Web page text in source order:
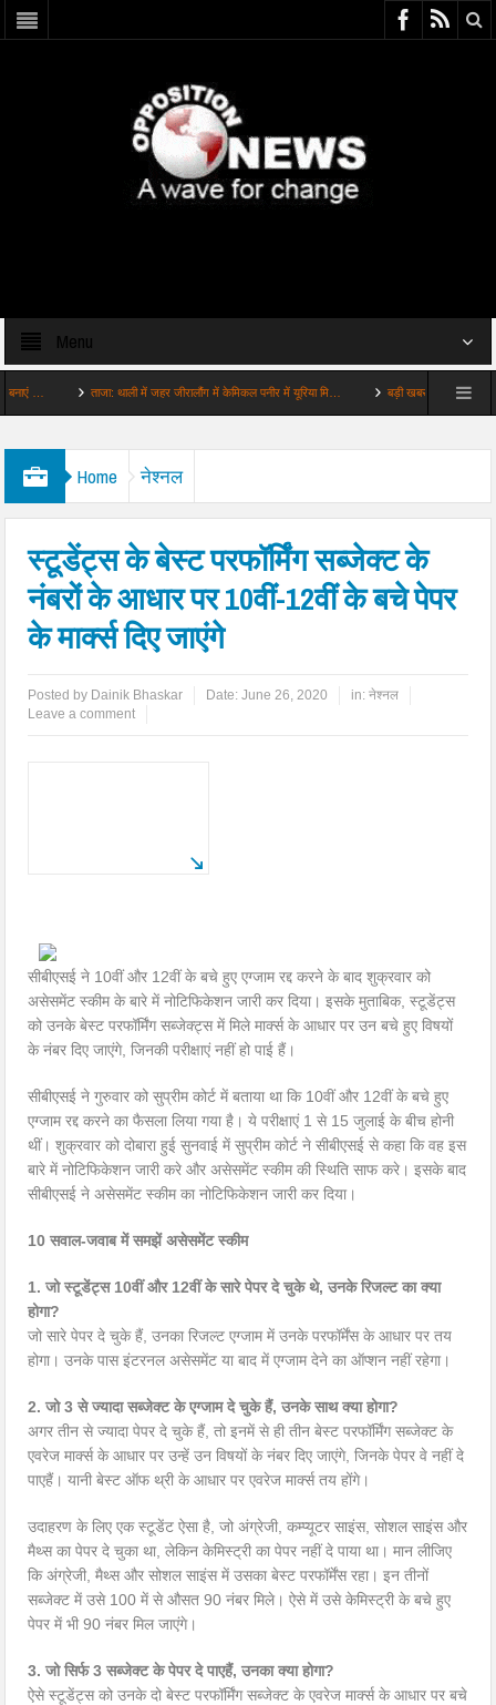
Menu
ताजा: थाली में जहर जीरालौंग में केमिकल पनीर में यूरिया मि… बड़ी खबर: छोटे लेवल पर शुरू हुआ
Home नेश्नल
स्टूडेंट्स के बेस्ट परफॉर्मिंग सब्जेक्ट के
नंबरों के आधार पर 10वीं-12वीं के बचे पेपर
के मार्क्स दिए जाएंगे
Posted by Dainik Bhaskar Date:June 26, 2020 in:नेश्नल
Leave a comment
सीबीएसई ने 10वीं और 12वीं के बचे हुए एग्जाम रद्द करने के बाद शुक्रवार को
असेसमेंट स्कीम के बारे में नोटिफिकेशन जारी कर दिया। इसके मुताबिक, स्टूडेंट्स
को उनके बेस्ट परफॉर्मिंग सब्जेक्ट्स में मिले मार्क्स के आधार पर उन बचे हुए विषयों
के नंबर दिए जाएंगे, जिनकी परीक्षाएं नहीं हो पाई हैं।
सीबीएसई ने गुरुवार को सुप्रीम कोर्ट में बताया था कि 10वीं और 12वीं के बचे हुए
एग्जाम रद्द करने का फैसला लिया गया है। ये परीक्षाएं 1 से 15 जुलाई के बीच होनी
थीं। शुक्रवार को दोबारा हुई सुनवाई में सुप्रीम कोर्ट ने सीबीएसई से कहा कि वह इस
बारे में नोटिफिकेशन जारी करे और असेसमेंट स्कीम की स्थिति साफ करे। इसके बाद
सीबीएसई ने असेसमेंट स्कीम का नोटिफिकेशन जारी कर दिया।
10 सवाल-जवाब में समझें असेसमेंट स्कीम
1. जो स्टूडेंट्स 10वीं और 12वीं के सारे पेपर दे चुके थे, उनके रिजल्ट का क्या
होगा?
जो सारे पेपर दे चुके हैं, उनका रिजल्ट एग्जाम में उनके परफॉर्मेंस के आधार पर तय
होगा। उनके पास इंटरनल असेसमेंट या बाद में एग्जाम देने का ऑप्शन नहीं रहेगा।
2. जो 3 से ज्यादा सब्जेक्ट के एग्जाम दे चुके हैं, उनके साथ क्या होगा?
अगर तीन से ज्यादा पेपर दे चुके हैं, तो इनमें से ही तीन बेस्ट परफॉर्मिंग सब्जेक्ट के
एवरेज मार्क्स के आधार पर उन्हें उन विषयों के नंबर दिए जाएंगे, जिनके पेपर वे नहीं दे
पाएहैं। यानी बेस्ट ऑफ थ्री के आधार पर एवरेज मार्क्स तय होंगे।
उदाहरण के लिए एक स्टूडेंट ऐसा है, जो अंग्रेजी, कम्प्यूटर साइंस, सोशल साइंस और
मैथ्स का पेपर दे चुका था, लेकिन केमिस्ट्री का पेपर नहीं दे पाया था। मान लीजिए
कि अंग्रेजी, मैथ्स और सोशल साइंस में उसका बेस्ट परफॉर्मेंस रहा। इन तीनों
सब्जेक्ट में उसे 100 में से औसत 90 नंबर मिले। ऐसे में उसे केमिस्ट्री के बचे हुए
पेपर में भी 90 नंबर मिल जाएंगे।
3. जो सिर्फ 3 सब्जेक्ट के पेपर दे पाएहैं, उनका क्या होगा?
ऐसे स्टूडेंट्स को उनके दो बेस्ट परफॉर्मिंग सब्जेक्ट के एवरेज मार्क्स के आधार पर बचे